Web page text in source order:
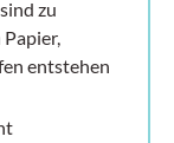
zu
entstehen